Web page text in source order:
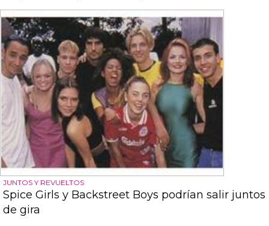
JUNTOS Y REVUELTOS
Spice Girls y Backstreet Boys podrían salir juntos
de gira